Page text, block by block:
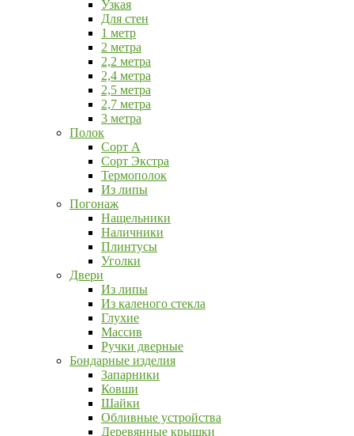
Узкая
Для стен
1 метр
2 метра
2,2 метра
2,4 метра
2,5 метра
2,7 метра
3 метра
Полок
Сорт А
Сорт Экстра
Термополок
Из липы
Погонаж
Нащельники
Наличники
Плинтусы
Уголки
Двери
Из липы
Из каленого стекла
Глухие
Массив
Ручки дверные
Бондарные изделия
Запарники
Ковши
Шайки
Обливные устройства
Деревянные крышки